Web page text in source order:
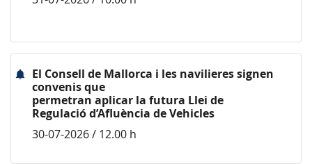
El Consell de Mallorca i les navilieres signen
convenis que
permetran aplicar la futura Llei de
Regulació d’Afluència de Vehicles
30-07-2026 / 12.00 h